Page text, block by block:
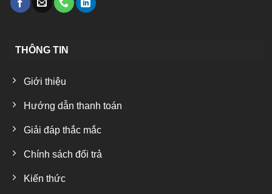
THÔNG TIN
Giới thiệu
Hướng dẫn thanh toán
Giải đáp thắc mắc
Chính sách đổi trả
Kiến thức